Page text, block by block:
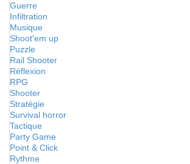
Guerre
Infiltration
Musique
Shoot'em up
Puzzle
Rail Shooter
Réflexion
RPG
Shooter
Stratégie
Survival horror
Tactique
Party Game
Point & Click
Rythme